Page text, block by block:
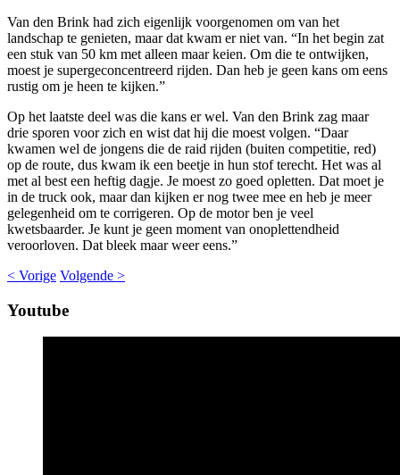
Van den Brink had zich eigenlijk voorgenomen om van het
landschap te genieten, maar dat kwam er niet van. “In het begin zat
een stuk van 50 km met alleen maar keien. Om die te ontwijken,
moest je supergeconcentreerd rijden. Dan heb je geen kans om eens
rustig om je heen te kijken.”
Op het laatste deel was die kans er wel. Van den Brink zag maar
drie sporen voor zich en wist dat hij die moest volgen. “Daar
kwamen wel de jongens die de raid rijden (buiten competitie, red)
op de route, dus kwam ik een beetje in hun stof terecht. Het was al
met al best een heftig dagje. Je moest zo goed opletten. Dat moet je
in de truck ook, maar dan kijken er nog twee mee en heb je meer
gelegenheid om te corrigeren. Op de motor ben je veel
kwetsbaarder. Je kunt je geen moment van onoplettendheid
veroorloven. Dat bleek maar weer eens.”
< Vorige Volgende >
Youtube